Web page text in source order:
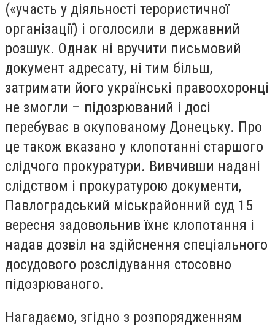
(«участь у діяльності терористичної
організації) і оголосили в державний
розшук. Однак ні вручити письмовий
документ адресату, ні тим більш,
затримати його українські правоохоронці
не змогли – підозрюваний і досі
перебуває в окупованому Донецьку. Про
це також вказано у клопотанні старшого
слідчого прокуратури. Вивчивши надані
слідством і прокуратурою документи,
Павлоградський міськрайонний суд 15
вересня задовольнив їхнє клопотання і
надав дозвіл на здійснення спеціального
досудового розслідування стосовно
підозрюваного.
Нагадаємо, згідно з розпорядженням